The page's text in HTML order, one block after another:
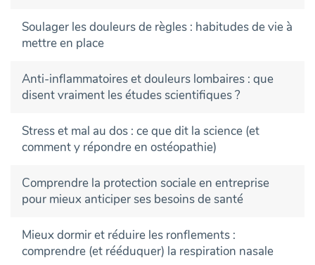
Soulager les douleurs de règles : habitudes de vie à
mettre en place
Anti-inflammatoires et douleurs lombaires : que
disent vraiment les études scientifiques ?
Stress et mal au dos : ce que dit la science (et
comment y répondre en ostéopathie)
Comprendre la protection sociale en entreprise
pour mieux anticiper ses besoins de santé
Mieux dormir et réduire les ronflements :
comprendre (et rééduquer) la respiration nasale